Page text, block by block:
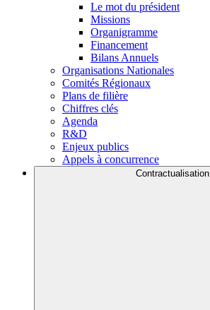
Le mot du président
Missions
Organigramme
Financement
Bilans Annuels
Organisations Nationales
Comités Régionaux
Plans de filière
Chiffres clés
Agenda
R&D
Enjeux publics
Appels à concurrence
Contractualisation